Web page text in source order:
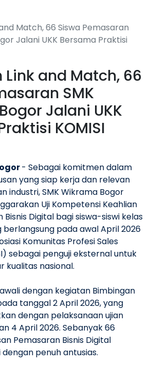
Match, 66 Siswa Pemasaran
Jalani UKK Bersama Praktisi
and Match, 66
SMK
Jalani UKK
KOMISI
- Sebagai komitmen dalam
yang siap kerja dan relevan
industri, SMK Wikrama Bogor
Uji Kompetensi Keahlian
Bisnis Digital bagi siswa-siswi kelas
berlangsung pada awal April 2026
Komunitas Profesi Sales
sebagai penguji eksternal untuk
kualitas nasional.
dengan kegiatan Bimbingan
tanggal 2 April 2026, yang
dengan pelaksanaan ujian
4 April 2026. Sebanyak 66
Pemasaran Bisnis Digital
penuh antusias.